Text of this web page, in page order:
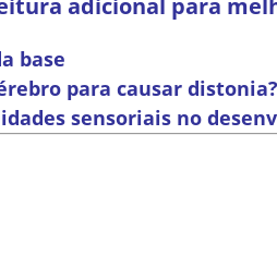
adicional para
base
para causar distonia?
sensoriais no